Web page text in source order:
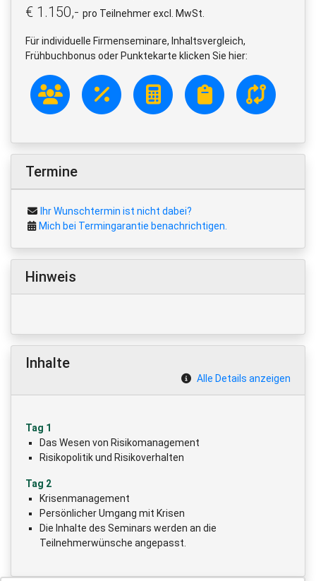
€ 1.150,- pro Teilnehmer excl. MwSt.
Für individuelle Firmenseminare, Inhaltsvergleich,
Frühbuchbonus oder Punktekarte klicken Sie hier:
Termine
Ihr Wunschtermin ist nicht dabei?
Mich bei Termingarantie benachrichtigen.
Hinweis
Inhalte
Alle Details anzeigen
Tag 1
Das Wesen von Risikomanagement
Risikopolitik und Risikoverhalten
Tag 2
Krisenmanagement
Persönlicher Umgang mit Krisen
Die Inhalte des Seminars werden an die
Teilnehmerwünsche angepasst.